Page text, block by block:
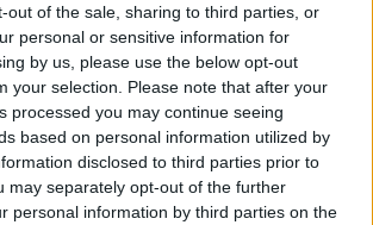
out of the sale, sharing to third parties, or
personal or sensitive information for
by us, please use the below opt-out
your selection. Please note that after your
processed you may continue seeing
based on personal information utilized by
disclosed to third parties prior to
may separately opt-out of the further
personal information by third parties on the
θα ριχτεί σ’ έναν θανάσιμο αγώνα
τους φίλους της και τον εαυτό
της το αίμα να χύνεται στο
άραγε πολύ αργά;